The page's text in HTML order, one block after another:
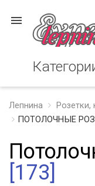
menu
Лепнина
Розетки,
ПОТОЛОЧНЫЕ
[173]